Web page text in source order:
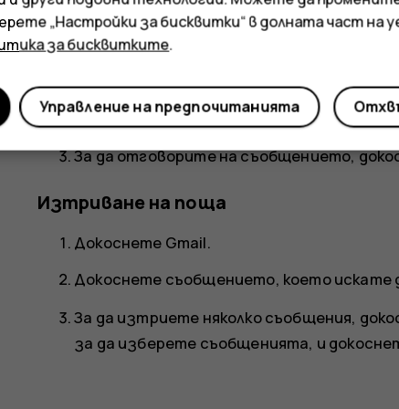
Четене и отговаряне на имейл
ДокоснетеGmail.
Докоснете съобщението, което искате
За да отговорите на съобщението,
Изтриване на поща
Докоснете Gmail.
Докоснете съобщението, което искате
За да изтриете няколко съобщения,
за да изберете съобщенията, и
„Настройки за бисквитки“ в долната част на
за бисквитките.
Управление на предпочитанията